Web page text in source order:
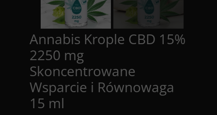
Annabis Krople CBD 15%
2250 mg
Skoncentrowane
Wsparcie i Równowaga
15 ml